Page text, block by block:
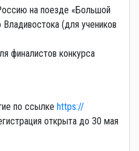
на поезде «Большой
(для учеников
финалистов конкурса
по ссылке https://
открыта до 30 мая